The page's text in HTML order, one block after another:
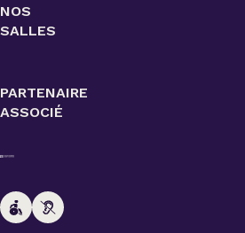
NOS
SALLES
PARTENAIRE
ASSOCIÉ